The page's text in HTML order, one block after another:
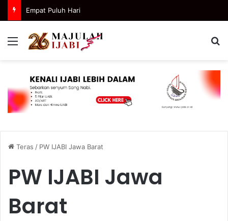
Empat Puluh Hari
Menu
Teras / PW IJABI Jawa Barat
PW IJABI Jawa
Barat